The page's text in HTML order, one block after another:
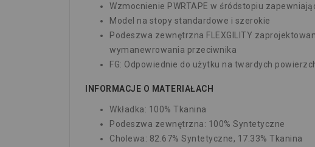
Wzmocnienie PWRTAPE w śródstopiu
Model na stopy standardowe i szerokie
Podeszwa zewnętrzna FLEXGILITY
wymanewrowania przeciwnika
FG: Odpowiednie do użytku na twardych
INFORMACJE O MATERIAŁACH
Wkładka: 100% Tkanina
Podeszwa zewnętrzna: 100% Syntetyczne
Cholewa: 82.67% Syntetyczne, 17.33% Tkanina